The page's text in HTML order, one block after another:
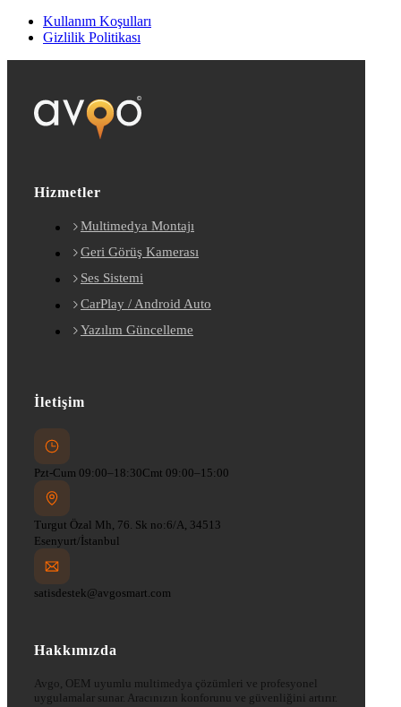
Kullanım Koşulları
Gizlilik Politikası
Hizmetler
Multimedya Montajı
Geri Görüş Kamerası
Ses Sistemi
CarPlay / Android Auto
Yazılım Güncelleme
İletişim
Pzt-Cum 09:00–18:30Cmt 09:00–15:00
Turgut Özal Mh, 76. Sk no:6/A, 34513
Esenyurt/İstanbul
satisdestek@avgosmart.com
Hakkımızda
Avgo, OEM uyumlu multimedya çözümleri ve profesyonel
uygulamalar sunar. Aracınızın konforunu ve güvenliğini artırır.